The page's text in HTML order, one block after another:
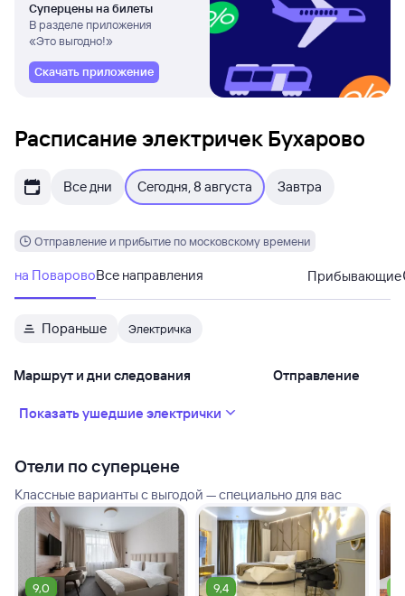
Суперцены на билеты
В разделе приложения
«Это выгодно!»
Скачать приложение
Расписание электричек Бухарово
Все дни Сегодня, 8 августа Завтра
Отправление и прибытие по московскому времени
на ПоваровоВсе направления Прибывающие
Пораньше Электричка
Маршрут и дни следования Отправление
Показать ушедшие электрички
Отели по суперцене
Классные варианты с выгодой — специально для вас
9,0 9,4